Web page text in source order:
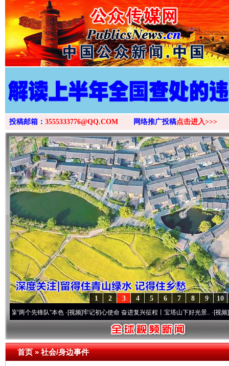
投稿邮箱： 3555333776@QQ.COM 网络推广投稿点击进入>>>
10
9
8
7
6
5
4
3
2
1
先锋队”本色·[视频]牢记初心使命 奋进复兴征程丨宝塔山下好光景..·[视频]因党而生
首页»社会/身边事件